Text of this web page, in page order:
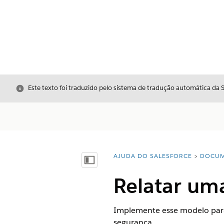
Fechar
Este texto foi traduzido pelo sistema de tradução automática da
Mostrar índiceVocê está aqui:
AJUDA DO SALESFORCE
Relatar
Implemente esse modelo